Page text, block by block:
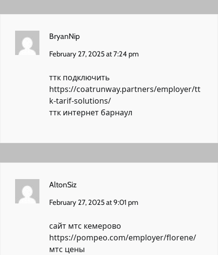
BryanNip
February 27, 2025 at 7:24 pm
ттк подключить
https://coatrunway.partners/employer/tt
k-tarif-solutions/
ттк интернет барнаул
AltonSiz
February 27, 2025 at 9:01 pm
сайт мтс кемерово
https://pompeo.com/employer/florene/
мтс цены